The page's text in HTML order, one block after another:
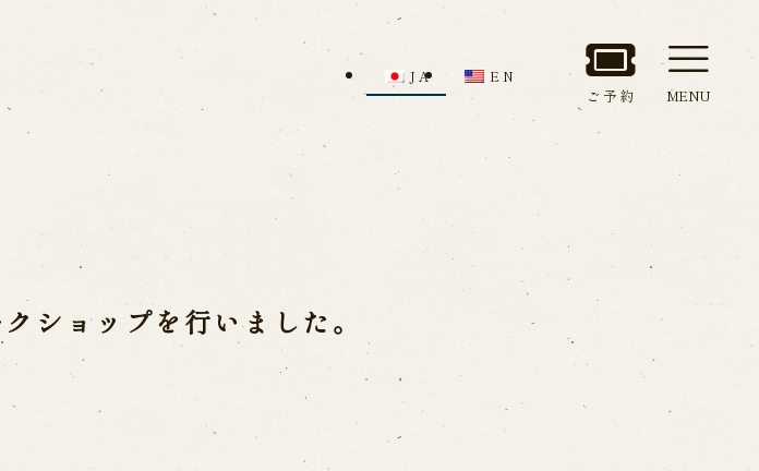
アクセス
よくあるご質問
メールでお問い合わせ
お電話でお問い合わせ
予約
JA EN
ご予約 MENU
ショップを行いました。